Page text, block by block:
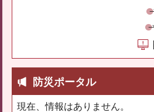
防災ポータル
現在、情報はありません。